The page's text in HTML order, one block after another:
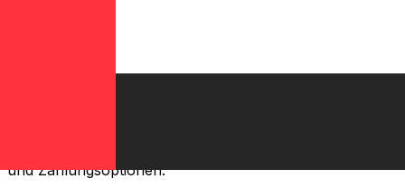
und Zahlungsoptionen.